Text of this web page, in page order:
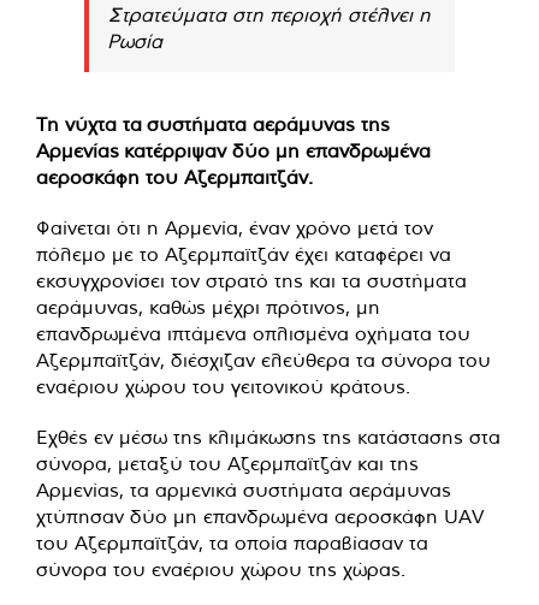
Στρατεύματα στη περιοχή στέλνει η
Ρωσία
Τη νύχτα τα συστήματα αεράμυνας της
Αρμενίας κατέρριψαν δύο μη επανδρωμένα
αεροσκάφη του Αζερμπαιτζάν.
Φαίνεται ότι η Αρμενία, έναν χρόνο μετά τον
πόλεμο με το Αζερμπαϊτζάν έχει καταφέρει να
εκσυγχρονίσει τον στρατό της και τα συστήματα
αεράμυνας, καθώς μέχρι πρότινος, μη
επανδρωμένα ιπτάμενα οπλισμένα οχήματα του
Αζερμπαϊτζάν, διέσχιζαν ελεύθερα τα σύνορα του
εναέριου χώρου του γειτονικού κράτους.
Εχθές εν μέσω της κλιμάκωσης της κατάστασης στα
σύνορα, μεταξύ του Αζερμπαϊτζάν και της
Αρμενίας, τα αρμενικά συστήματα αεράμυνας
χτύπησαν δύο μη επανδρωμένα αεροσκάφη UAV
του Αζερμπαϊτζάν, τα οποία παραβίασαν τα
σύνορα του εναέριου χώρου της χώρας.